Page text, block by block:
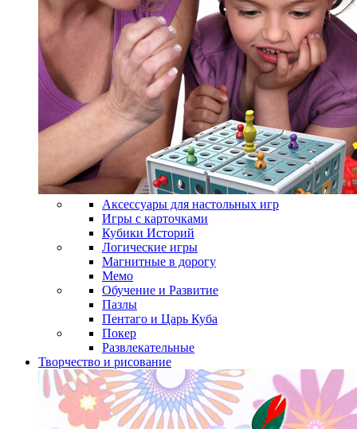
Аксессуары для настольных игр
Игры с карточками
Кубики Историй
Логические игры
Магнитные в дорогу
Мемо
Обучение и Развитие
Пазлы
Пентаго и Царь Куба
Покер
Развлекательные
Творчество и рисование